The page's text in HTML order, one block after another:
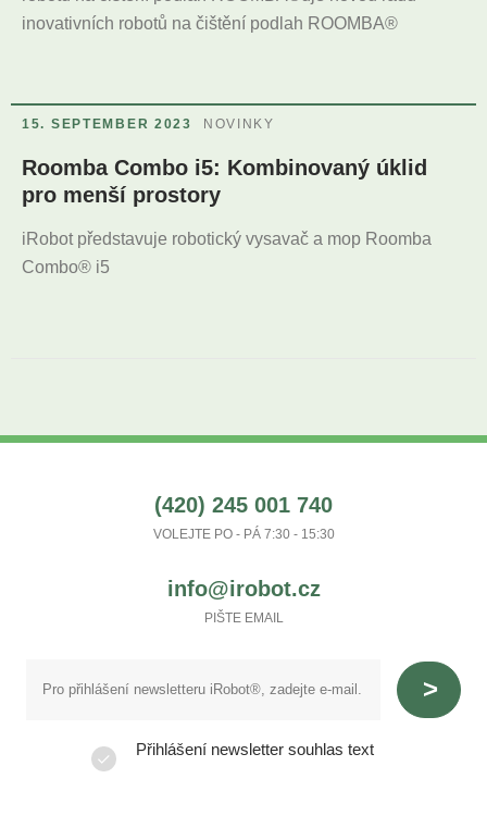
inovativních robotů na čištění podlah ROOMBA®
15. SEPTEMBER 2023 NOVINKY
Roomba Combo i5: Kombinovaný úklid
pro menší prostory
iRobot představuje robotický vysavač a mop Roomba
Combo® i5
(420) 245 001 740
VOLEJTE PO - PÁ 7:30 - 15:30
info@irobot.cz
PIŠTE EMAIL
Přihlášení newsletter souhlas text